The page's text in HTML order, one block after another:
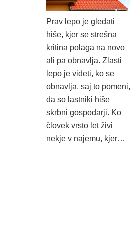
Prav lepo je gledati
hiše, kjer se strešna
kritina polaga na novo
ali pa obnavlja. Zlasti
lepo je videti, ko se
obnavlja, saj to pomeni,
da so lastniki hiše
skrbni gospodarji. Ko
človek vrsto let živi
nekje v najemu, kjer…